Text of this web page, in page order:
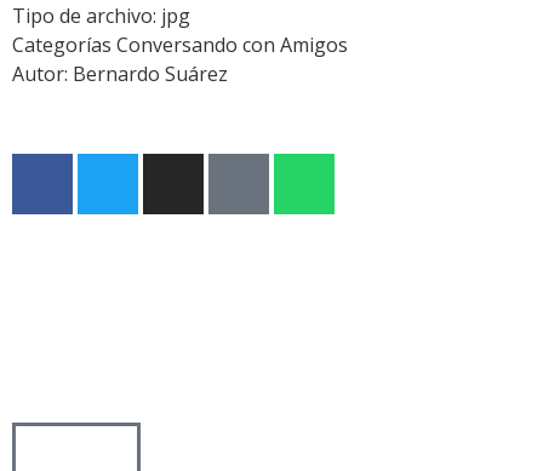
Tipo de archivo: jpg
Categorías Conversando con Amigos
Autor: Bernardo Suárez